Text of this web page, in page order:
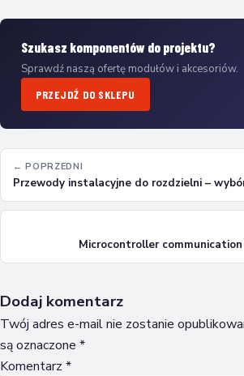
Szukasz komponentów do projektu?
Sprawdź naszą ofertę modułów i akcesoriów.
PRZEJDŹ DO SKLEPU
← POPRZEDNI
Przewody instalacyjne do rozdzielni –
Microcontroller
Dodaj komentarz
Twój adres e-mail nie zostanie
są oznaczone *
Komentarz *